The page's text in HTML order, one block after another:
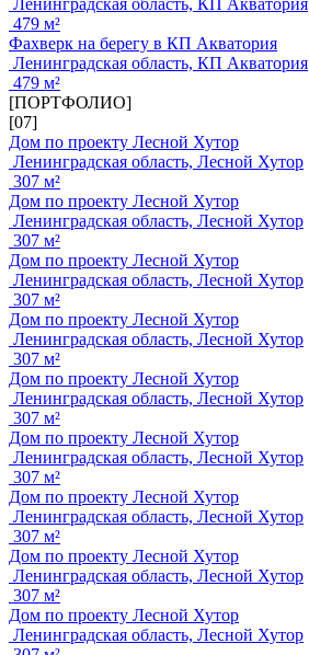
Ленинградская область, КП Акватория
479 м²
Фахверк на берегу в КП Акватория
Ленинградская область, КП Акватория
479 м²
[ПОРТФОЛИО]
[07]
Дом по проекту Лесной Хутор
Ленинградская область, Лесной Хутор
307 м²
Дом по проекту Лесной Хутор
Ленинградская область, Лесной Хутор
307 м²
Дом по проекту Лесной Хутор
Ленинградская область, Лесной Хутор
307 м²
Дом по проекту Лесной Хутор
Ленинградская область, Лесной Хутор
307 м²
Дом по проекту Лесной Хутор
Ленинградская область, Лесной Хутор
307 м²
Дом по проекту Лесной Хутор
Ленинградская область, Лесной Хутор
307 м²
Дом по проекту Лесной Хутор
Ленинградская область, Лесной Хутор
307 м²
Дом по проекту Лесной Хутор
Ленинградская область, Лесной Хутор
307 м²
Дом по проекту Лесной Хутор
Ленинградская область, Лесной Хутор